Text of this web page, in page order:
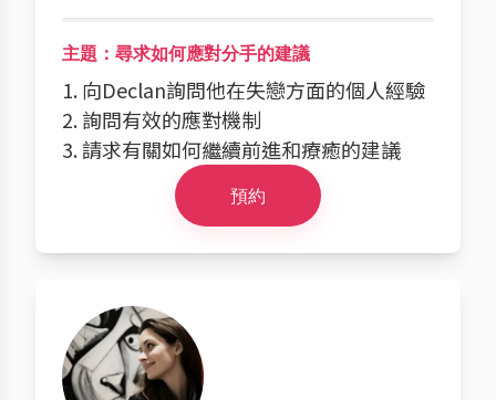
主題：尋求如何應對分手的建議
1. 向Declan詢問他在失戀方面的個人經驗
2. 詢問有效的應對機制
3. 請求有關如何繼續前進和療癒的建議
預約